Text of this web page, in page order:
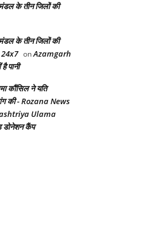
के तीन जिलों की
के तीन जिलों की
onAzamgarh
पानी
कौंसिल ने यति
की - Rozana News
Ulama
डोनेशन कैंप